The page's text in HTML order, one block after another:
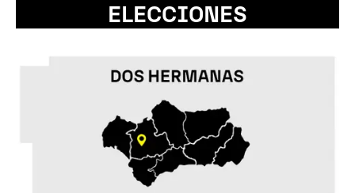
ELECCIONES